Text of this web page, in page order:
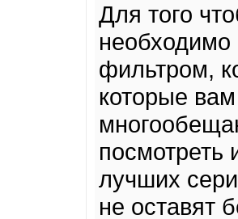
Для того
необходимо
фильтром,
которые
лучших
не оставят